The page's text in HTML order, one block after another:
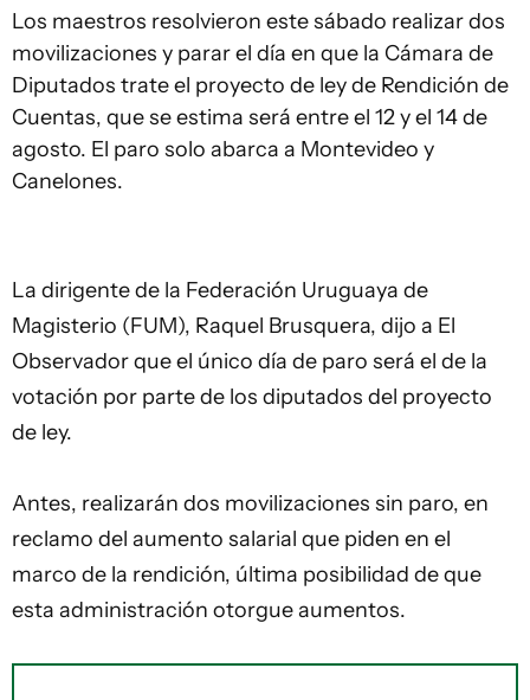
Los maestros resolvieron este sábado realizar dos
movilizaciones y parar el día en que la Cámara de
Diputados trate el proyecto de ley de Rendición de
Cuentas, que se estima será entre el 12 y el 14 de
agosto. El paro solo abarca a Montevideo y
Canelones.
La dirigente de la Federación Uruguaya de
Magisterio (FUM), Raquel Brusquera, dijo a El
Observador que el único día de paro será el de la
votación por parte de los diputados del proyecto
de ley.
Antes, realizarán dos movilizaciones sin paro, en
reclamo del aumento salarial que piden en el
marco de la rendición, última posibilidad de que
esta administración otorgue aumentos.